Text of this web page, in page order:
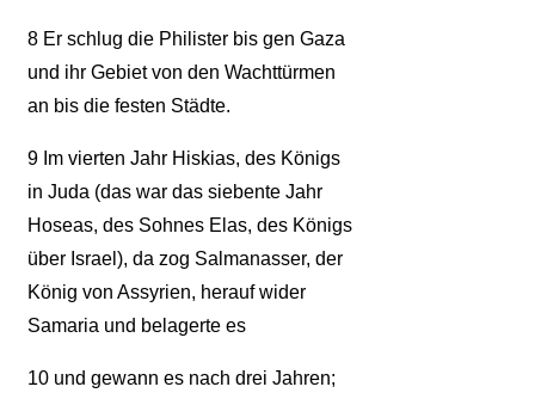
8Er schlug die Philister bis gen Gaza
und ihr Gebiet von den Wachttürmen
an bis die festen Städte.
9Im vierten Jahr Hiskias, des Königs
in Juda (das war das siebente Jahr
Hoseas, des Sohnes Elas, des Königs
über Israel), da zog Salmanasser, der
König von Assyrien, herauf wider
Samaria und belagerte es
10und gewann es nach drei Jahren;